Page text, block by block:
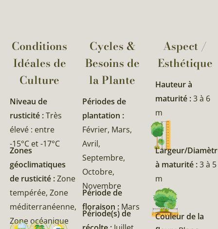
Conditions
Idéales de
Culture
Niveau de
rusticité :Très
élevé : entre
-15°C et -17°C
Zones
géoclimatiques
de rusticité :Zone
tempérée, Zone
méditerranéenne,
Zone océanique
Cycles &
Besoins de
la Plante​
Périodes de
plantation :
Février, Mars,
Avril,
Septembre,
Octobre,
Novembre
Période de
floraison : Mars
Période(s) de
Aspect /
Esthétique
Hauteur à
maturité :3 à 6
m
Largeur/
à maturité :3 à 5
m
Couleur de la